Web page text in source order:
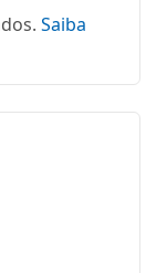
Saiba